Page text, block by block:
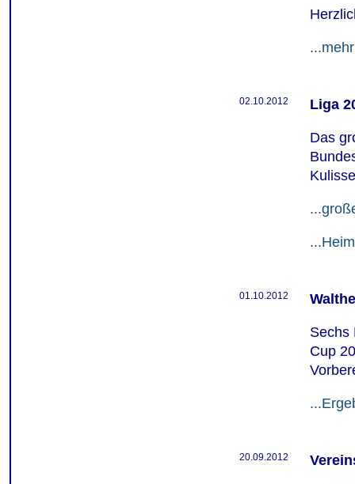
...mehr
02.10.2012 Liga
Das
01.10.2012
Sechs
Cup
20.09.2012